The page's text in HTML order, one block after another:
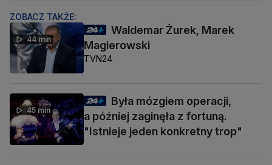
ZOBACZ TAKŻE:
44 min
Waldemar Żurek, Marek
Magierowski
TVN24
45 min
Była mózgiem operacji,
a później zaginęła z fortuną.
"Istnieje jeden konkretny trop"